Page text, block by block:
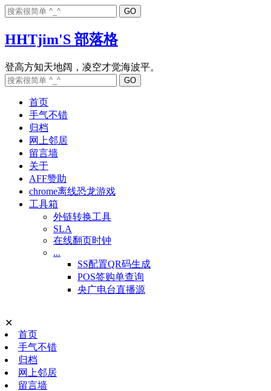
HHTjim'S 部落格
首页
手气不错
归档
网上邻居
留言墙
关于
AFF赞助
chrome离线恐龙游戏
工具箱
外链转换工具
SLA
在线翻页时钟
...
SS配置QR码生成
POS签购单查询
央广电台直播源
✕
首页
手气不错
归档
网上邻居
留言墙